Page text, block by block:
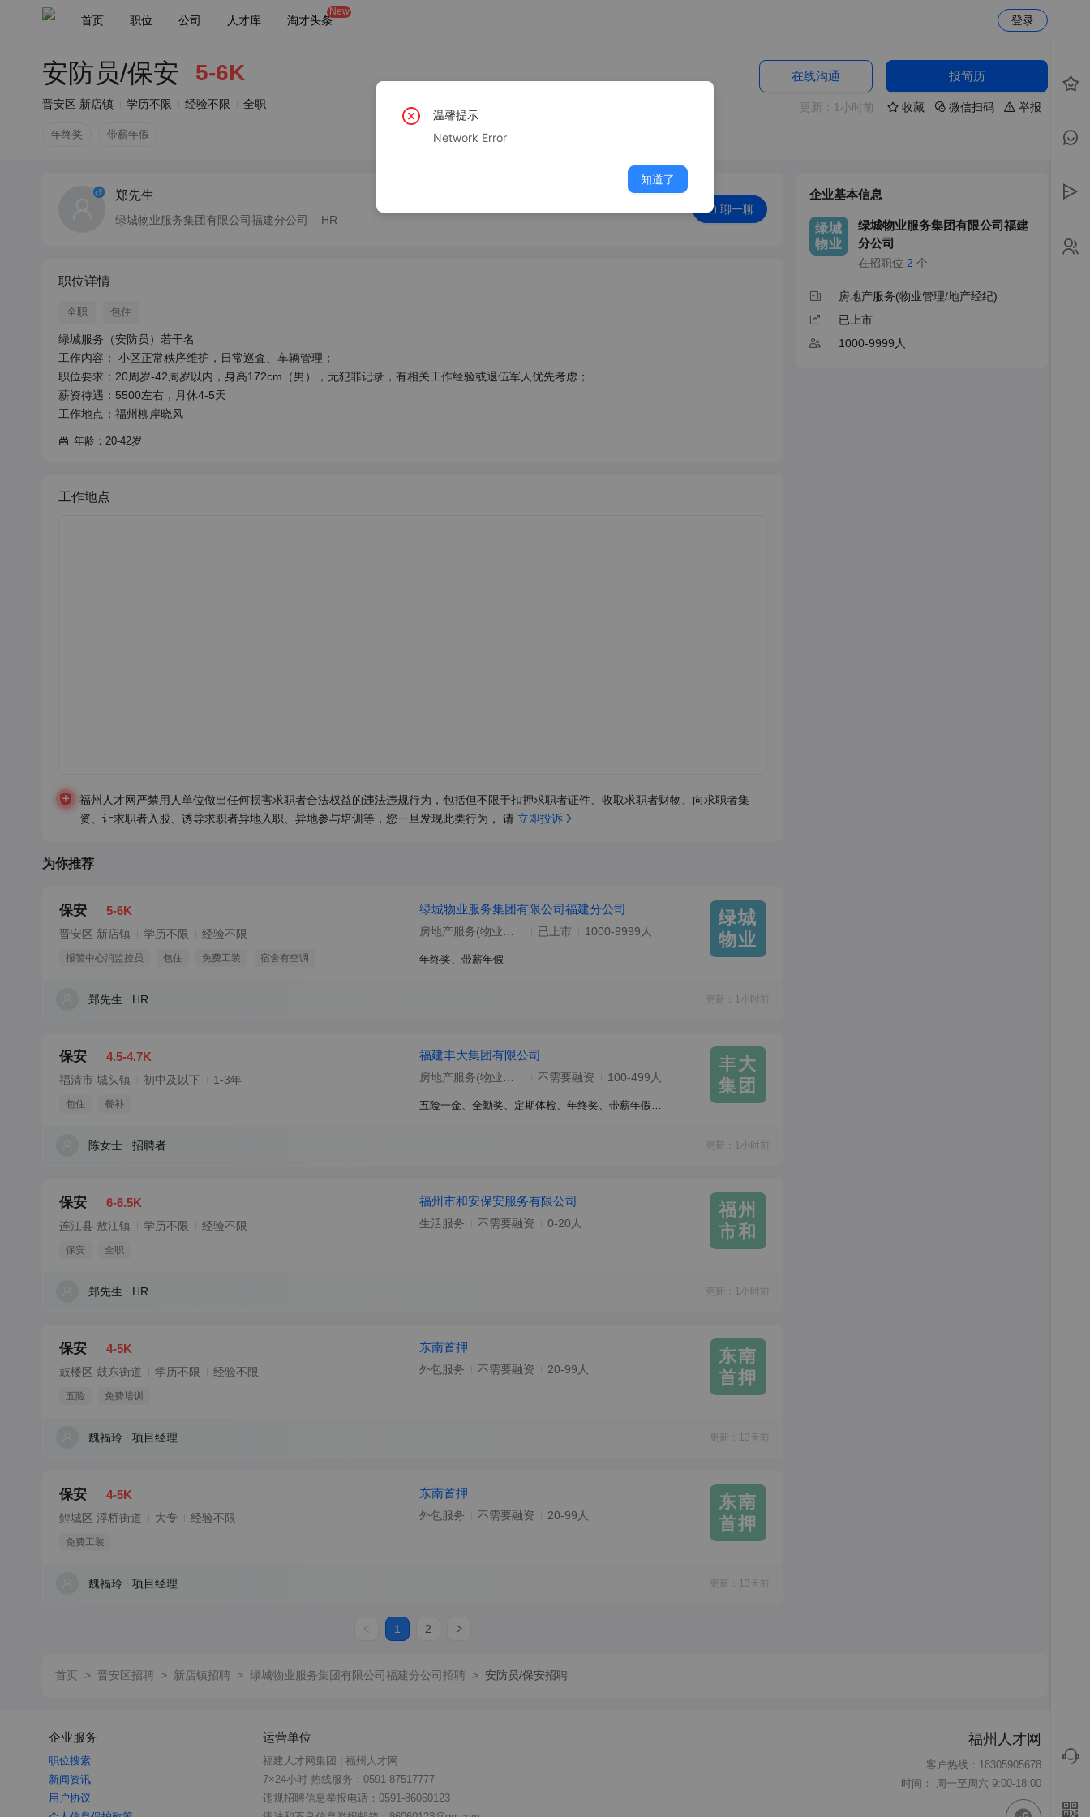
首页 职位 公司 人才库 淘才头条
New
登录
安防员/保安 5-6K
晋安区 新店镇 学历不限 经验不限 全职
年终奖 带薪年假
在线沟通 投简历
更新：1小时前 收藏 微信扫码 举报
郑先生
绿城物业服务集团有限公司福建分公司 HR
聊一聊
职位详情
全职 包住
绿城服务（安防员）若干名
工作内容： 小区正常秩序维护，日常巡査、车辆管理；
职位要求：20周岁-42周岁以内，身高172cm（男），无犯罪记录，有相关工作经验或退伍军人优先考虑；
薪资待遇：5500左右，月休4-5天
工作地点：福州柳岸晓风
年龄：20-42岁
工作地点
福州人才网严禁用人单位做出任何损害求职者合法权益的违法违规行为，包括但不限于扣押求职者证件、收取求职者财物、向求职者集
资、让求职者入股、诱导求职者异地入职、异地参与培训等，您一旦发现此类行为， 请 立即投诉
为你推荐
保安 5-6K
晋安区 新店镇 学历不限 经验不限
报警中心消监控员 包住 免费工装 宿舍有空调
绿城物业服务集团有限公司福建分公司
已上市 1000-9999人
年终奖、带薪年假
绿城
物业
郑先生 HR 更新：1小时前
保安 4.5-4.7K
福清市 城头镇 初中及以下 1-3年
包住 餐补
福建丰大集团有限公司
不需要融资 100-499人
五险一金、全勤奖、定期体检、年终奖、带薪年假、餐补、节日福利
丰大
集团
陈女士 招聘者 更新：1小时前
保安 6-6.5K
连江县 敖江镇 学历不限 经验不限
保安 全职
福州市和安保安服务有限公司
生活服务 不需要融资 0-20人
福州
市和
郑先生 HR 更新：1小时前
保安 4-5K
鼓楼区 鼓东街道 学历不限 经验不限
五险 免费培训
东南首押
外包服务 不需要融资 20-99人
东南
首押
魏福玲 项目经理 更新：13天前
保安 4-5K
鲤城区 浮桥街道 大专 经验不限
免费工装
东南首押
外包服务 不需要融资 20-99人
东南
首押
魏福玲 项目经理 更新：13天前
1 2
企业基本信息
绿城
物业
绿城物业服务集团有限公司福建
分公司
在招职位 2 个
房地产服务(物业管理/地产经纪)
已上市
1000-9999人
首页 > 晋安区招聘 > 新店镇招聘 > 绿城物业服务集团有限公司福建分公司招聘 > 安防员/保安招聘
企业服务
职位搜索
新闻资讯
用户协议
运营单位
福建人才网集团 | 福州人才网
7×24小时 热线服务：0591-87517777
违规招聘信息举报电话：0591-86060123
福州人才网
客户热线：18305905678
时间： 周一至周六 9:00-18:00
温馨提示
Network Error
知道了